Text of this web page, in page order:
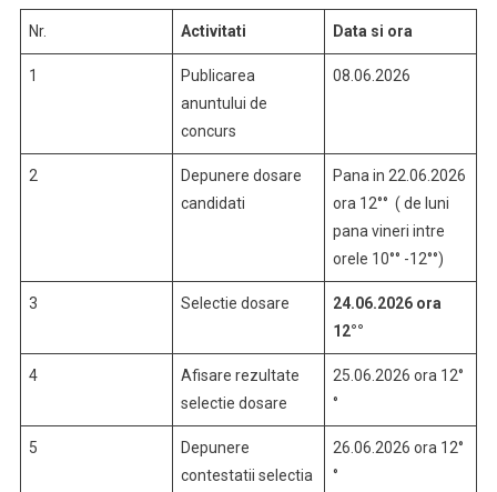
Nr. Activitati Data si ora
1
Publicarea
anuntului de
concurs
08.06.2026
2
Depunere dosare
candidati
Pana in 22.06.2026
ora 12°° ( de luni
pana vineri intre
orele 10°° -12°°)
3 Selectie dosare
24.06.2026 ora
12°°
4
Afisare rezultate
selectie dosare
25.06.2026 ora 12°
°
5
Depunere
contestatii selectia
26.06.2026 ora 12°
°